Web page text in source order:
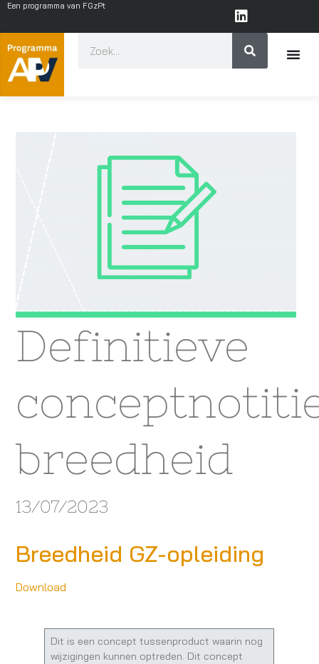
Een programma van FGzPt
Definitieve
breedheid
13/07/2023
Breedheid GZ-opleiding
Download
Dit is een concept tussenproduct waarin nog
wijzigingen kunnen optreden. Dit concept